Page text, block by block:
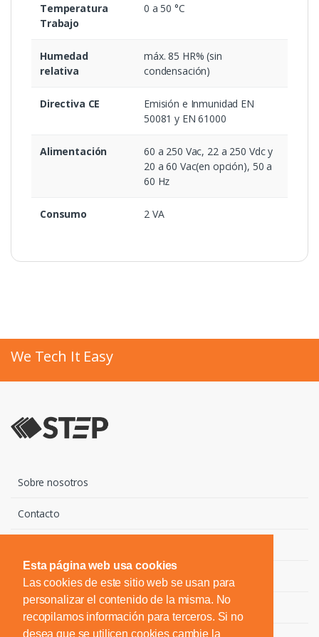
Esta página web usa cookies
Las cookies de este sitio web se usan para
personalizar el contenido de la misma. No
recopilamos información para terceros. Si no
desea que se utilicen cookies cambie la
Temperatura
Trabajo
0 a 50 °C
Humedad
relativa
máx. 85 HR% (sin
condensación)
Directiva CE
Emisión e Inmunidad EN
50081 y EN 61000
Alimentación
60 a 250 Vac, 22 a 250 Vdc y
20 a 60 Vac(en opción), 50 a
60 Hz
Consumo 2 VA
We Tech It Easy
Sobre nosotros
Contacto
Descargas
Noticias